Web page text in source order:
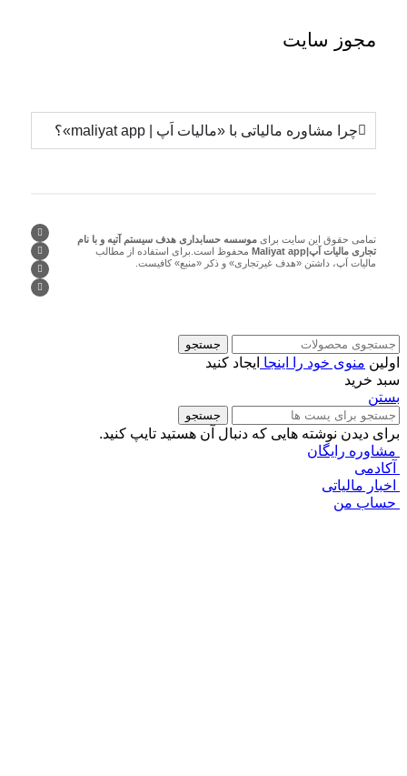
مجوز سایت
چرا مشاوره مالیاتی با «مالیات اَپ | maliyat app»؟
تمامی حقوق این سایت برای موسسه حسابداری هدف سیستم آتیه و با نام
تجاری مالیات اَپ|Maliyat app
محفوظ است.برای استفاده از مطالب
مالیات اَپ، داشتن «هدف غیرتجاری» و ذکر «منبع» کافیست.
جستجو
اولین منوی خود را اینجا ایجاد کنید
سبد خرید
بستن
جستجو
برای دیدن نوشته هایی که دنبال آن هستید تایپ کنید.
مشاوره رایگان
آکادمی
اخبار مالیاتی
حساب من